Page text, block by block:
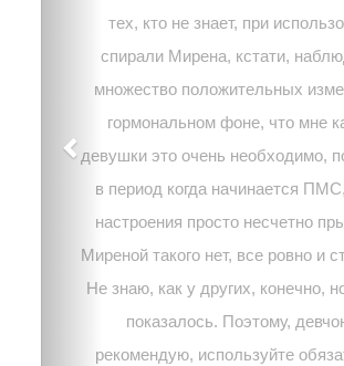
тех, кто не знает, при
спирали Мирена, кстати,
множество положительных
гормональном фоне, что мне
девушки это очень необходимо,
в период когда начинается
настроения просто несчетно
Миреной такого нет, все ровно и
Не знаю, как у других, конечно,
показалось. Поэтому,
рекомендую, используйте